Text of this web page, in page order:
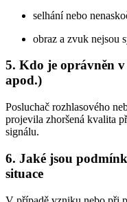
selhání nebo
obraz a zvuk nejsou
5. Kdo je oprávněn
apod.)
Posluchač rozhlasového
projevila zhoršená kvalita
signálu.
6. Jaké jsou
situace